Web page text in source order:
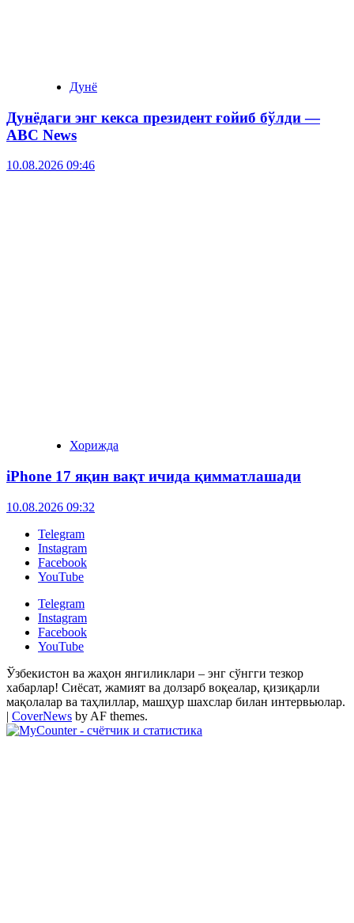
Дунё
Дунёдаги энг кекса президент ғойиб бўлди —
ABC News
10.08.2026 09:46
Хорижда
iPhone 17 яқин вақт ичида қимматлашади
10.08.2026 09:32
Telegram
Instagram
Facebook
YouTube
Telegram
Instagram
Facebook
YouTube
Ўзбекистон ва жаҳон янгиликлари – энг сўнгги тезкор
хабарлар! Сиёсат, жамият ва долзарб воқеалар, қизиқарли
мақолалар ва таҳлиллар, машҳур шахслар билан интервьюлар.
| CoverNews by AF themes.